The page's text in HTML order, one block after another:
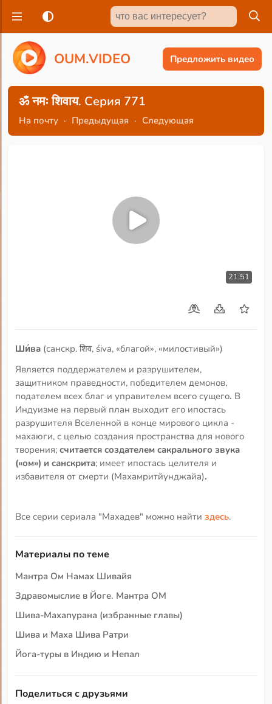
OUM.VIDEO Предложить видео
ॐ नमः शिवाय. Серия 771
На почту · Предыдущая · Следующая
21:51
Ши́ва (санскр. शिव, śiva, «благой», «милостивый»)
Является поддержателем и разрушителем,
защитником праведности, победителем демонов,
подателем всех благ и управителем всего сущего. В
Индуизме на первый план выходит его ипостась
разрушителя Вселенной в конце мирового цикла -
махаюги, с целью создания пространства для нового
творения;считается создателем сакрального звука
(«ом») и санскрита; имеет ипостась целителя и
избавителя от смерти (Махамритйунджайа).
Все серии сериала "Махадев" можно найтиздесь.
Материалы по теме
Мантра Ом Намах Шивайя
Здравомыслие в Йоге. Мантра ОМ
Шива-Махапурана (избранные главы)
Шива и Маха Шива Ратри
Йога-туры в Индию и Непал
Поделиться с друзьями